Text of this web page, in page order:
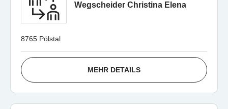
Wegscheider Christina Elena
8765 Pölstal
MEHR DETAILS